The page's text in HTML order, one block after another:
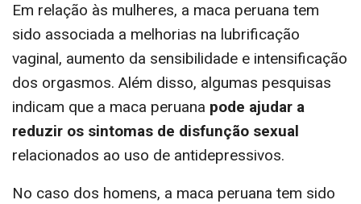
Em relação às mulheres, a maca peruana tem
sido associada a melhorias na lubrificação
vaginal, aumento da sensibilidade e intensificação
dos orgasmos. Além disso, algumas pesquisas
indicam que a maca peruana pode ajudar a
reduzir os sintomas de disfunção sexual
relacionados ao uso de antidepressivos.
No caso dos homens, a maca peruana tem sido